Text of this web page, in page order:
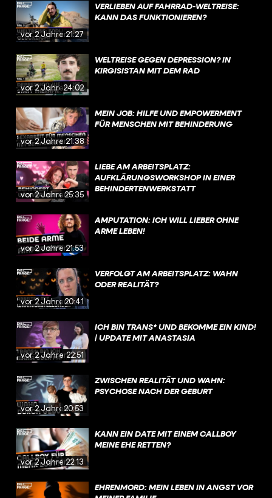
vor 2 Jahren21:27
VERLIEBEN AUF FAHRRAD-WELTREISE:
KANN DAS FUNKTIONIEREN?
vor 2 Jahren24:02
WELTREISE GEGEN DEPRESSION? IN
KIRGISISTAN MIT DEM RAD
vor 2 Jahren21:38
MEIN JOB: HILFE UND EMPOWERMENT
FÜR MENSCHEN MIT BEHINDERUNG
vor 2 Jahren25:35
LIEBE AM ARBEITSPLATZ:
AUFKLÄRUNGSWORKSHOP IN EINER
BEHINDERTENWERKSTATT
vor 2 Jahren21:53
AMPUTATION: ICH WILL LIEBER OHNE
ARME LEBEN!
vor 2 Jahren20:41
VERFOLGT AM ARBEITSPLATZ: WAHN
ODER REALITÄT?
vor 2 Jahren22:51
ICH BIN TRANS* UND BEKOMME EIN KIND!
| UPDATE MIT ANASTASIA
vor 2 Jahren20:53
ZWISCHEN REALITÄT UND WAHN:
PSYCHOSE NACH DER GEBURT
vor 2 Jahren22:13
KANN EIN DATE MIT EINEM CALLBOY
MEINE EHE RETTEN?
EHRENMORD: MEIN LEBEN IN ANGST VOR